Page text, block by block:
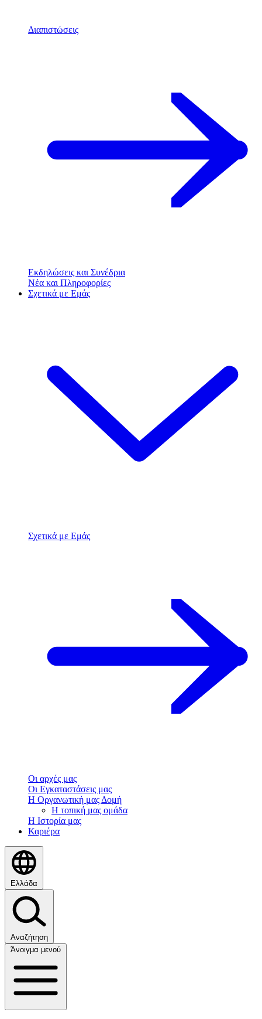
Διαπιστώσεις
Εκδηλώσεις και Συνέδρια
Νέα και Πληροφορίες
Σχετικά με Εμάς
Σχετικά με Εμάς
Οι αρχές μας
Οι Εγκαταστάσεις μας
Η Οργανωτική μας Δομή
Η τοπική μας ομάδα
Η Ιστορία μας
Καριέρα
Ελλάδα
Αναζήτηση
Άνοιγμα μενού